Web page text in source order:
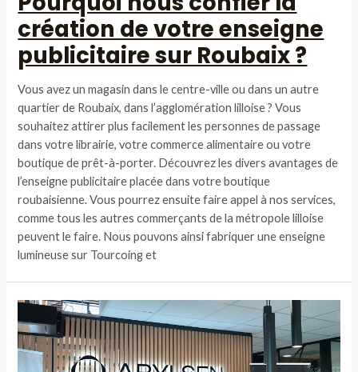
création de votre enseigne
publicitaire sur Roubaix ?
Vous avez un magasin dans le centre-ville ou dans un autre
quartier de Roubaix, dans l’agglomération lilloise ? Vous
souhaitez attirer plus facilement les personnes de passage
dans votre librairie, votre commerce alimentaire ou votre
boutique de prêt-à-porter. Découvrez les divers avantages de
l’enseigne publicitaire placée dans votre boutique
roubaisienne. Vous pourrez ensuite faire appel à nos services,
comme tous les autres commerçants de la métropole lilloise
peuvent le faire. Nous pouvons ainsi fabriquer une enseigne
lumineuse sur Tourcoing et